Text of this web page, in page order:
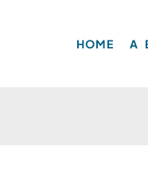
HOME A